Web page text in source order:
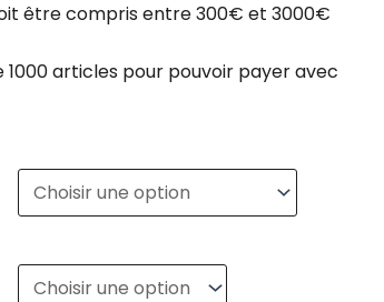
être compris entre 300€ et 3000€
articles pour pouvoir payer avec